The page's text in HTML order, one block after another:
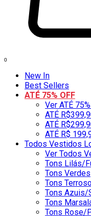
0
New In
Best Sellers
ATÉ 75% OFF
Ver ATÉ
ATÉ
ATÉ
ATÉ R$
Todos Vestidos
Ver Todos
Tons Lilás/
Tons Verdes
Tons
Tons
Tons
Tons Rose/